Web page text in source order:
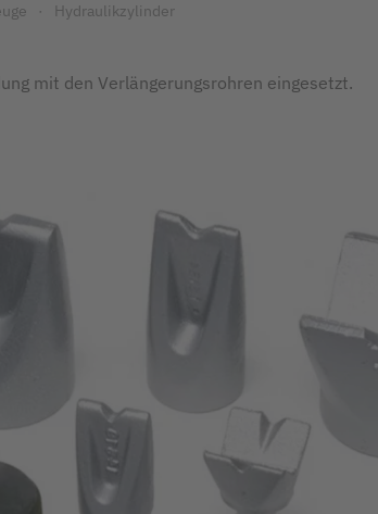
Hydraulikzylinder
mit den Verlängerungsrohren eingesetzt.